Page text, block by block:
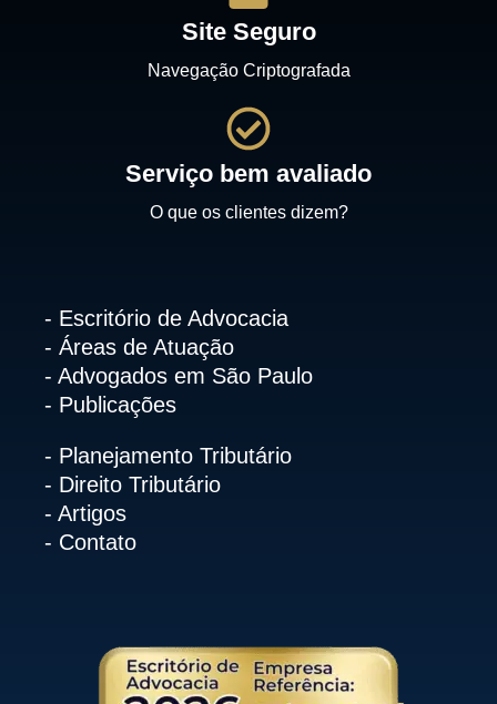
Site Seguro
Navegação Criptografada
Serviço bem avaliado
O que os clientes dizem?
- Escritório de Advocacia
- Áreas de Atuação
- Advogados em São Paulo
- Publicações
- Planejamento Tributário
- Direito Tributário
- Artigos
- Contato